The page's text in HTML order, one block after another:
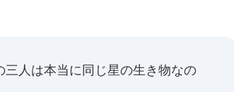
三人は本当に同じ星の生き物なの